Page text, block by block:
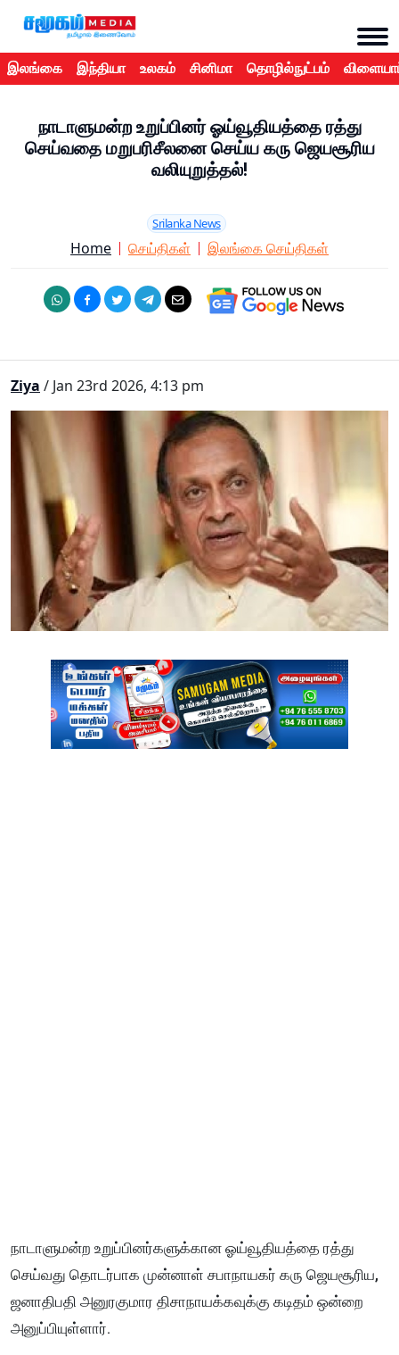
இலங்கை இந்தியா உலகம் சினிமா தொழில்நுட்பம்
நாடாளுமன்ற உறுப்பினர் ஓய்வூதியத்தை ரத்து
செய்வதை மறுபரிசீலனை செய்ய கரு ஜெயசூரிய
வலியுறுத்தல்!
Srilanka News
Home செய்திகள் இலங்கை செய்திகள்
Ziya / Jan 23rd 2026, 4:13 pm
நாடாளுமன்ற உறுப்பினர்களுக்கான ஓய்வூதியத்தை ரத்து
செய்வது தொடர்பாக முன்னாள் சபாநாயகர் கரு ஜெயசூரிய,
ஜனாதிபதி அனுரகுமார திசாநாயக்கவுக்கு கடிதம் ஒன்றை
அனுப்பியுள்ளார்.